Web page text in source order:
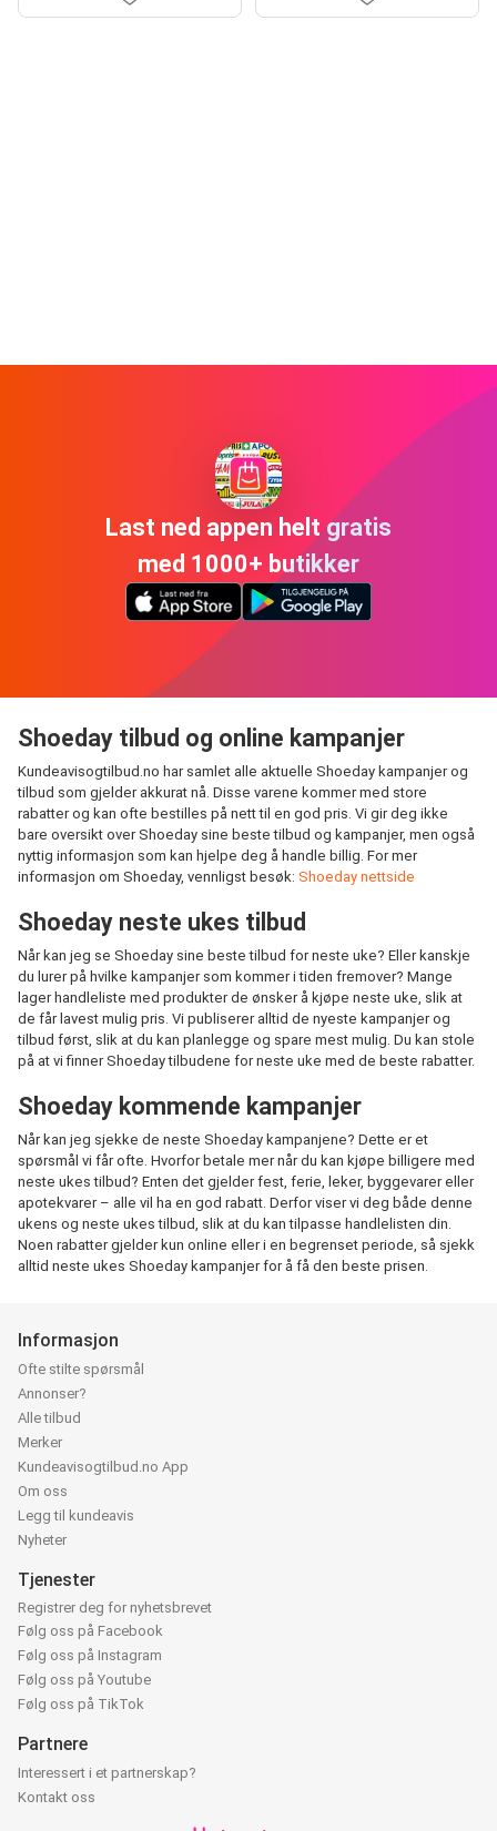
Last ned appen helt gratis
med 1000+ butikker
Shoeday tilbud og online kampanjer
Kundeavisogtilbud.no har samlet alle aktuelle Shoeday kampanjer og
tilbud som gjelder akkurat nå. Disse varene kommer med store
rabatter og kan ofte bestilles på nett til en god pris. Vi gir deg ikke
bare oversikt over Shoeday sine beste tilbud og kampanjer, men også
nyttig informasjon som kan hjelpe deg å handle billig. For mer
informasjon om Shoeday, vennligst besøk: Shoeday nettside
Shoeday neste ukes tilbud
Når kan jeg se Shoeday sine beste tilbud for neste uke? Eller kanskje
du lurer på hvilke kampanjer som kommer i tiden fremover? Mange
lager handleliste med produkter de ønsker å kjøpe neste uke, slik at
de får lavest mulig pris. Vi publiserer alltid de nyeste kampanjer og
tilbud først, slik at du kan planlegge og spare mest mulig. Du kan stole
på at vi finner Shoeday tilbudene for neste uke med de beste rabatter.
Shoeday kommende kampanjer
Når kan jeg sjekke de neste Shoeday kampanjene? Dette er et
spørsmål vi får ofte. Hvorfor betale mer når du kan kjøpe billigere med
neste ukes tilbud? Enten det gjelder fest, ferie, leker, byggevarer eller
apotekvarer – alle vil ha en god rabatt. Derfor viser vi deg både denne
ukens og neste ukes tilbud, slik at du kan tilpasse handlelisten din.
Noen rabatter gjelder kun online eller i en begrenset periode, så sjekk
alltid neste ukes Shoeday kampanjer for å få den beste prisen.
Informasjon
Ofte stilte spørsmål
Annonser?
Alle tilbud
Merker
Kundeavisogtilbud.no App
Om oss
Legg til kundeavis
Nyheter
Tjenester
Registrer deg for nyhetsbrevet
Følg oss på Facebook
Følg oss på Instagram
Følg oss på Youtube
Følg oss på TikTok
Partnere
Interessert i et partnerskap?
Kontakt oss